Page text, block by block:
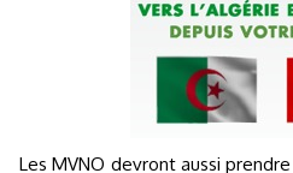
Les MVNO devront aussi